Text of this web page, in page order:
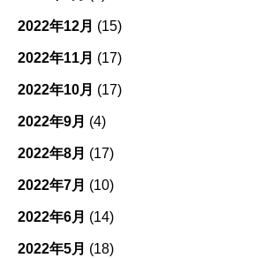
2022年12月 (15)
2022年11月 (17)
2022年10月 (17)
2022年9月 (4)
2022年8月 (17)
2022年7月 (10)
2022年6月 (14)
2022年5月 (18)